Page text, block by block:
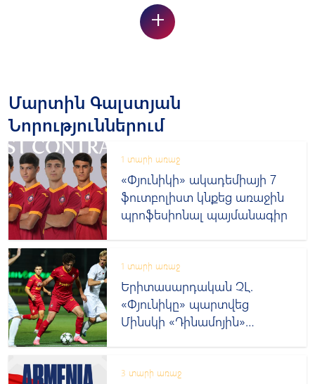
+
Մարտին Գալստյան
Նորություններում
1 տարի առաջ
«Փյունիկի» ակադեմիայի 7
ֆուտբոլիստ կնքեց առաջին
պրոֆեսիոնալ պայմանագիր
1 տարի առաջ
Երիտասարդական ՉԼ.
«Փյունիկը» պարտվեց
Մինսկի «Դինամոյին»
3 տարի առաջ